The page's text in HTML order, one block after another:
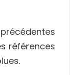
références